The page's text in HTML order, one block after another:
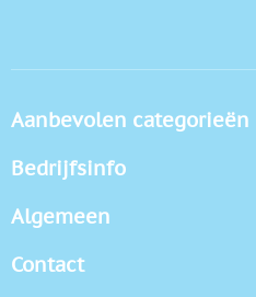
Aanbevolen categorieën
Bedrijfsinfo
Algemeen
Contact